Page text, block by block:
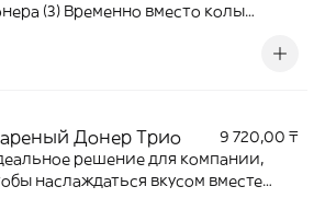
(3) Временно вместо колы
Донер Трио
9 720,00 ₸
решение для компании,
наслаждаться вкусом вместе